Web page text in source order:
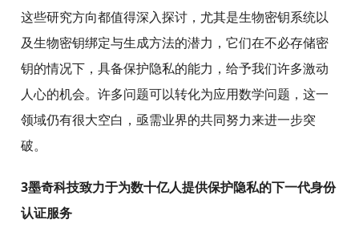
这些研究方向都值得深入探讨，尤其是生物密钥系统以
及生物密钥绑定与生成方法的潜力，它们在不必存储密
钥的情况下，具备保护隐私的能力，给予我们许多激动
人心的机会。许多问题可以转化为应用数学问题，这一
领域仍有很大空白，亟需业界的共同努力来进一步突
破。
3墨奇科技致力于为数十亿人提供保护隐私的下一代身份
认证服务